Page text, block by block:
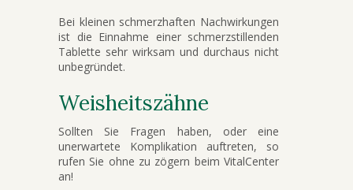
Bei kleinen schmerzhaften Nachwirkungen
ist die Einnahme einer schmerzstillenden
Tablette sehr wirksam und durchaus nicht
unbegründet.
Weisheitszähne
Sollten Sie Fragen haben, oder eine
unerwartete Komplikation auftreten, so
rufen Sie ohne zu zögern beim VitalCenter
an!